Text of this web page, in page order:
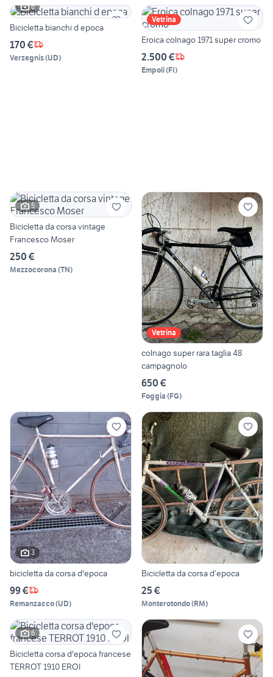
6
Bicicletta bianchi d epoca
170 €
Verzegnis(UD)
Vetrina
Eroica colnago 1971 super cromo
2.500 €
Empoli(FI)
5
Bicicletta da corsa vintage
Francesco Moser
250 €
Mezzocorona (TN)
Vetrina
colnago super rara taglia 48
campagnolo
650 €
Foggia (FG)
3
bicicletta da corsa d'epoca
99 €
Remanzacco(UD)
Bicicletta da corsa d’epoca
25 €
Monterotondo(RM)
6
Bicicletta corsa d'epoca francese
TERROT 1910 EROI